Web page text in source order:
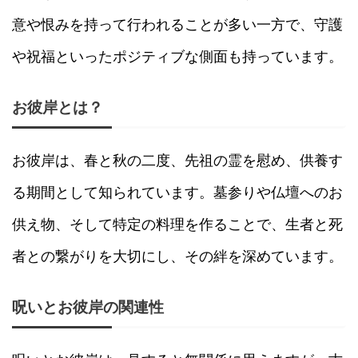
意や恨みを持って行われることが多い一方で、守護
や祝福といったポジティブな側面も持っています。
お彼岸とは？
お彼岸は、春と秋の二度、先祖の霊を慰め、供養す
る期間として知られています。墓参りや仏壇へのお
供え物、そして特定の料理を作ることで、生者と死
者との繋がりを大切にし、その絆を深めています。
呪いとお彼岸の関連性